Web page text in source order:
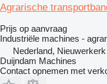
Agrarische
Prijs op aanvraag
Industriële machines -
Nederland,
Duijndam Machines
Contact opnemen met